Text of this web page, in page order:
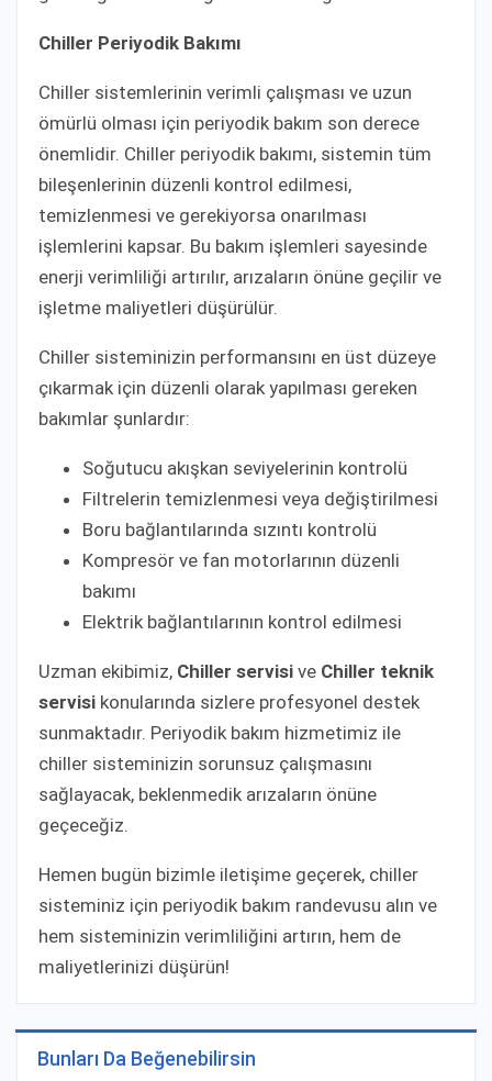
Chiller Periyodik Bakımı
Chiller sistemlerinin verimli çalışması ve uzun
ömürlü olması için periyodik bakım son derece
önemlidir. Chiller periyodik bakımı, sistemin tüm
bileşenlerinin düzenli kontrol edilmesi,
temizlenmesi ve gerekiyorsa onarılması
işlemlerini kapsar. Bu bakım işlemleri sayesinde
enerji verimliliği artırılır, arızaların önüne geçilir ve
işletme maliyetleri düşürülür.
Chiller sisteminizin performansını en üst düzeye
çıkarmak için düzenli olarak yapılması gereken
bakımlar şunlardır:
Soğutucu akışkan seviyelerinin kontrolü
Filtrelerin temizlenmesi veya değiştirilmesi
Boru bağlantılarında sızıntı kontrolü
Kompresör ve fan motorlarının düzenli
bakımı
Elektrik bağlantılarının kontrol edilmesi
Uzman ekibimiz, Chiller servisi ve Chiller teknik
servisi konularında sizlere profesyonel destek
sunmaktadır. Periyodik bakım hizmetimiz ile
chiller sisteminizin sorunsuz çalışmasını
sağlayacak, beklenmedik arızaların önüne
geçeceğiz.
Hemen bugün bizimle iletişime geçerek, chiller
sisteminiz için periyodik bakım randevusu alın ve
hem sisteminizin verimliliğini artırın, hem de
maliyetlerinizi düşürün!
Bunları Da Beğenebilirsin